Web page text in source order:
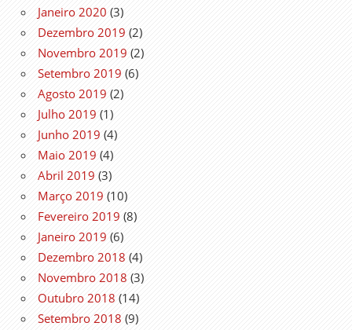
Janeiro 2020 (3)
Dezembro 2019 (2)
Novembro 2019 (2)
Setembro 2019 (6)
Agosto 2019 (2)
Julho 2019 (1)
Junho 2019 (4)
Maio 2019 (4)
Abril 2019 (3)
Março 2019 (10)
Fevereiro 2019 (8)
Janeiro 2019 (6)
Dezembro 2018 (4)
Novembro 2018 (3)
Outubro 2018 (14)
Setembro 2018 (9)